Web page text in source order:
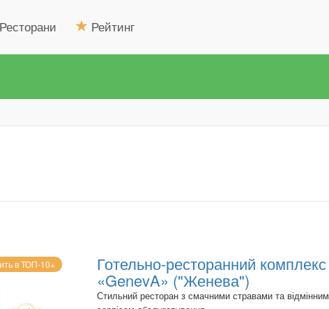
Ресторани Рейтинг
в ТОП-10+ Готельно-ресторанний комплекс
«GenevA» ("Женева")
Стильний ресторан з смачними стравами та відмінним